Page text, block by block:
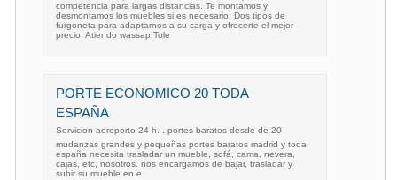
competencia para largas distancias. Te montamos y
desmontamos los muebles si es necesario. Dos tipos de
furgoneta para adaptarnos a su carga y ofrecerte el mejor
precio. Atiendo wassap!Tole
PORTE ECONOMICO 20 TODA
ESPAÑA
Servicion aeroporto 24 h. . portes baratos desde de 20 
mudanzas grandes y pequeñas portes baratos madrid y toda
españa necesita trasladar un mueble, sofá, cama, nevera,
cajas, etc, nosotros. nos encargamos de bajar, trasladar y
subir su mueble en e